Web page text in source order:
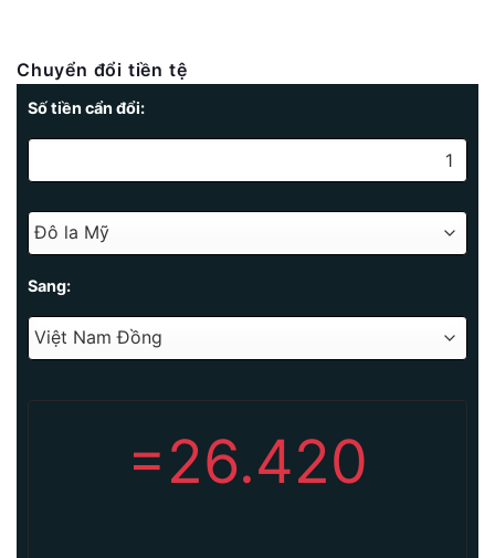
Chuyển đổi tiền tệ
Số tiền cẩn đổi:
Sang:
=26.420